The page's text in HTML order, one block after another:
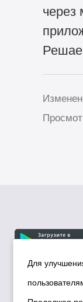
через
©
города
Для